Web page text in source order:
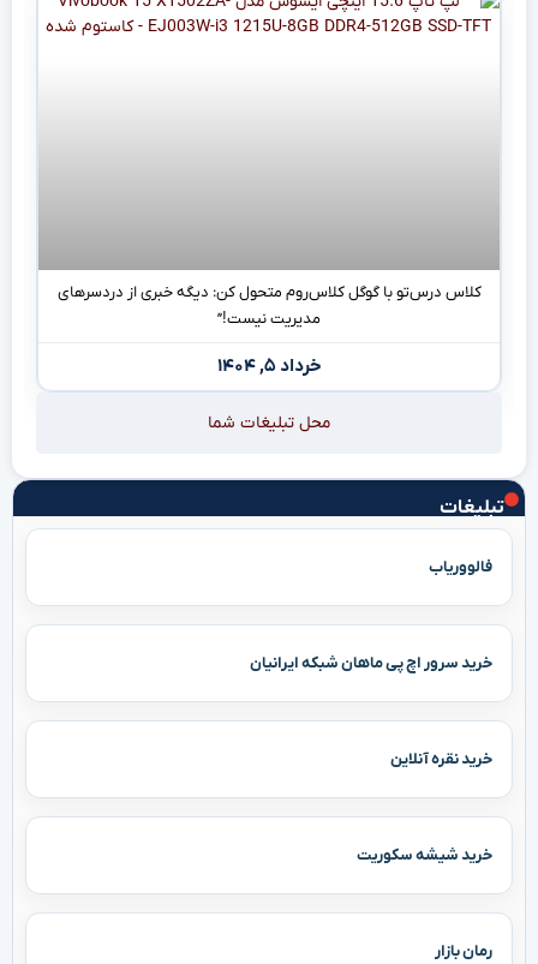
تبلیغات
فالووریاب
خرید سرور اچ پی ماهان شبکه ایرانیان
خرید نقره آنلاین
خرید شیشه سکوریت
رمان بازار
کلاس درس‌تو با گوگل کلاس‌روم متحول کن: دیگه خبری از دردسرهای
مدیریت نیست!”
خرداد ۵, ۱۴۰۴
محل تبلیغات شما